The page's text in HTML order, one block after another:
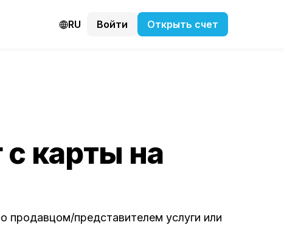
RU Войти Открыть счет
карты на
продавцом/представителем услуги или